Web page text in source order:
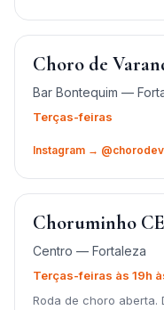
Choro de
Bar Bontequim —
Terças-feiras
Instagram →
Choruminho CE
Centro — Fortaleza
Terças-feiras às 19h
Roda de choro